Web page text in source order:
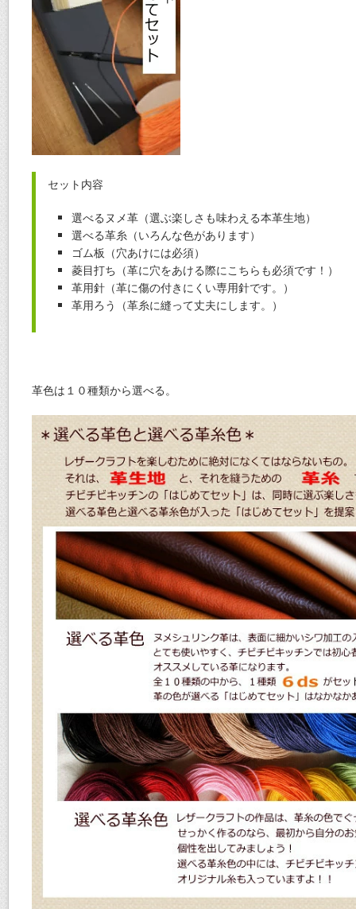
セット内容
選べるヌメ革（選ぶ楽しさも味わえる本革生地）
選べる革糸（いろんな色があります）
ゴム板（穴あけには必須）
菱目打ち（革に穴をあける際にこちらも必須です！）
革用針（革に傷の付きにくい専用針です。）
革用ろう（革糸に縫って丈夫にします。）
革色は１０種類から選べる。